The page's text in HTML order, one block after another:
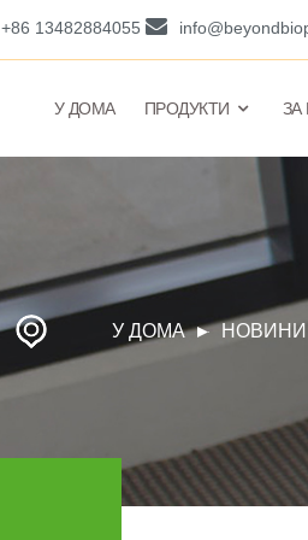
+86 13482884055
У ДОМА ПРОДУКТИ ЗА
У ДОМА НОВИНИ